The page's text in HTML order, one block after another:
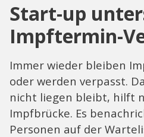
Start-up
Impftermin-
Immer wieder bleiben
oder werden verpasst.
nicht liegen bleibt, hilft
Impfbrücke. Es
Personen auf der